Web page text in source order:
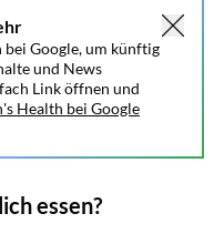
Google, um künftig
und News
Link öffnen und
Health bei Google
essen?